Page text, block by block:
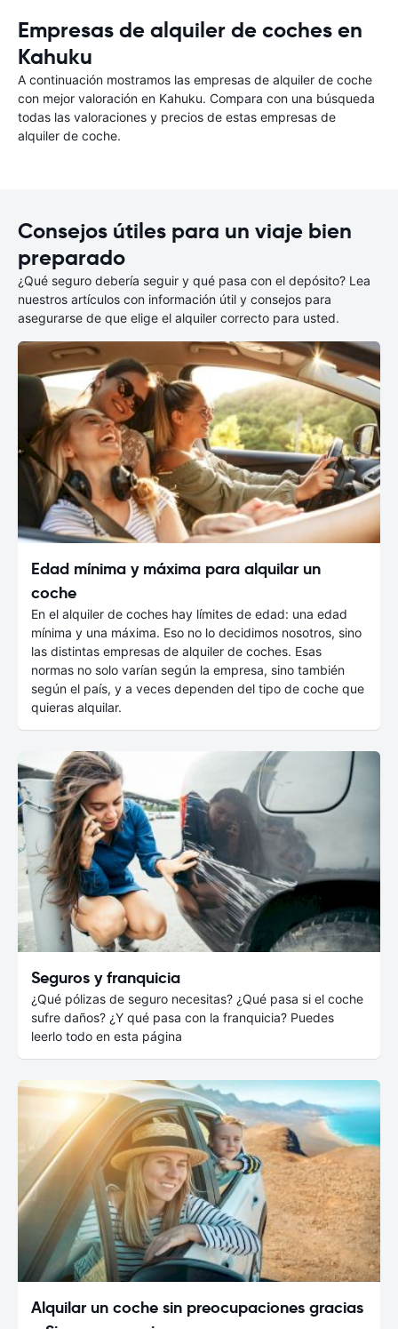
Empresas de alquiler de coches en
Kahuku
A continuación mostramos las empresas de alquiler de coche
con mejor valoración en Kahuku. Compara con una búsqueda
todas las valoraciones y precios de estas empresas de
alquiler de coche.
Consejos útiles para un viaje bien
preparado
¿Qué seguro debería seguir y qué pasa con el depósito? Lea
nuestros artículos con información útil y consejos para
asegurarse de que elige el alquiler correcto para usted.
Edad mínima y máxima para alquilar un
coche
En el alquiler de coches hay límites de edad: una edad
mínima y una máxima. Eso no lo decidimos nosotros, sino
las distintas empresas de alquiler de coches. Esas
normas no solo varían según la empresa, sino también
según el país, y a veces dependen del tipo de coche que
quieras alquilar.
Seguros y franquicia
¿Qué pólizas de seguro necesitas? ¿Qué pasa si el coche
sufre daños? ¿Y qué pasa con la franquicia? Puedes
leerlo todo en esta página
Alquilar un coche sin preocupaciones gracias